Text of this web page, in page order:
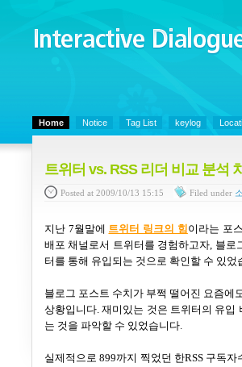
Interactive
PR 2.0
Home Notice Tag List keylog
트위터 vs. RSS 리더 비교 분석
Posted at 2009/10/13 15:15 Filed under
지난 7월말에 트위터 링크의 힘 이라는 포
배포 채널로서 트위터를 경험하고자, 블로
터를 통해 유입되는 것으로 확인할 수 있었
블로그 포스트 수치가 부쩍 떨어진 요즘에
상황입니다.재미있는 것은 트위터의 유입
는 것을 파악할 수 있었습니다.
실제적으로 899까지 찍었던 한RSS 구독자